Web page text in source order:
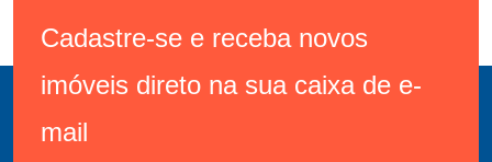
Cadastre-se e receba novos
imóveis direto na sua caixa de e-
mail